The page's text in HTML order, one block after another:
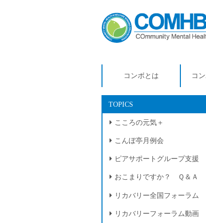
コンボとは コ
TOPICS
こころの元気＋
こんぼ亭月例会
ピアサポートグループ支援
おこまりですか？ Ｑ＆Ａ
リカバリー全国フォーラム
リカバリーフォーラム動画